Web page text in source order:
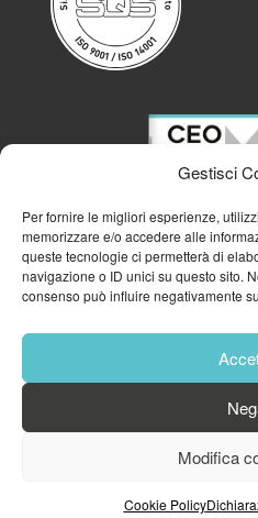
Gestisci
Per fornire le migliori esperienze,
memorizzare e/o accedere alle
queste tecnologie ci permetterà di
navigazione o ID unici su questo sito.
consenso può influire negativamente
Modifica
Cookie Policy
GFA GENERAL
Cookie Policy